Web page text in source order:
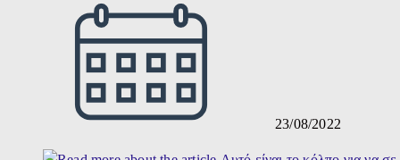
23/08/2022